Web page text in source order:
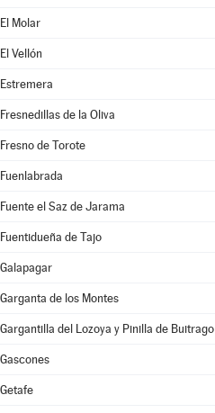
El Molar
El Vellón
Estremera
Fresnedillas de la Oliva
Fresno de Torote
Fuenlabrada
Fuente el Saz de Jarama
Fuentidueña de Tajo
Galapagar
Garganta de los Montes
Gargantilla del Lozoya y Pinilla de Buitrago
Gascones
Getafe